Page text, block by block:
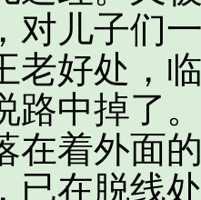
对儿子们
老好处，
路中掉了
在着外面
已在脱线